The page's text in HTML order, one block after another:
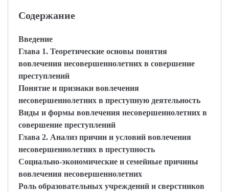
Содержание
Введение
Глава 1. Теоретические основы понятия
вовлечения несовершеннолетних в совершение
преступлений
Понятие и признаки вовлечения
несовершеннолетних в преступную деятельность
Виды и формы вовлечения несовершеннолетних в
совершение преступлений
Глава 2. Анализ причин и условий вовлечения
несовершеннолетних в преступность
Социально-экономические и семейные причины
вовлечения несовершеннолетних
Роль образовательных учреждений и сверстников